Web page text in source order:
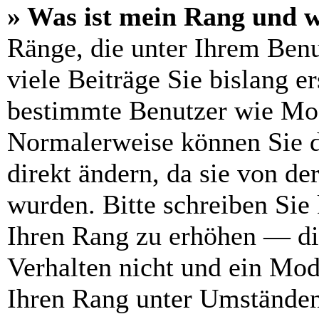
» Was ist mein Rang und
Ränge, die unter Ihrem
viele Beiträge Sie bislang
bestimmte Benutzer wie
Normalerweise können Sie
direkt ändern, da sie von
wurden. Bitte schreiben
Ihren Rang zu erhöhen —
Verhalten nicht und ein
Ihren Rang unter